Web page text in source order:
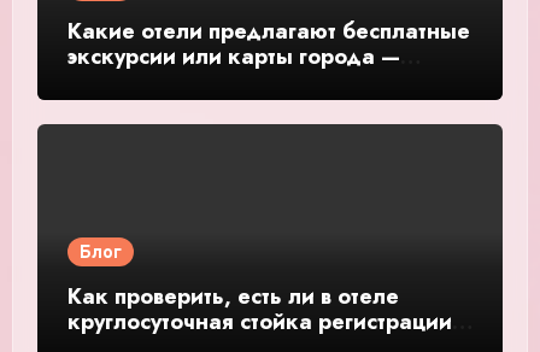
Какие отели предлагают бесплатные
экскурсии или карты города —
Блог
Как проверить, есть ли в отеле
круглосуточная стойка регистрации